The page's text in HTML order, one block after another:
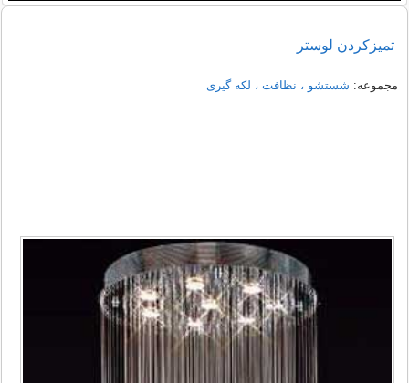
تميزکردن لوستر
مجموعه: شستشو ، نظافت ، لکه گیری